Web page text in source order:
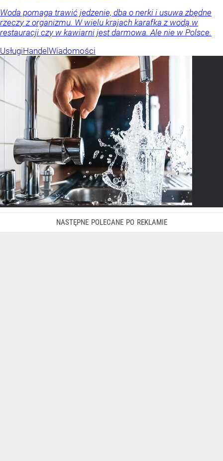
Woda pomaga trawić jedzenie, dba o nerki i usuwa zbędne
rzeczy z organizmu. W wielu krajach karafka z wodą w
restauracji czy w kawiarni jest darmowa. Ale nie w Polsce.
UsługiHandel Wiadomości